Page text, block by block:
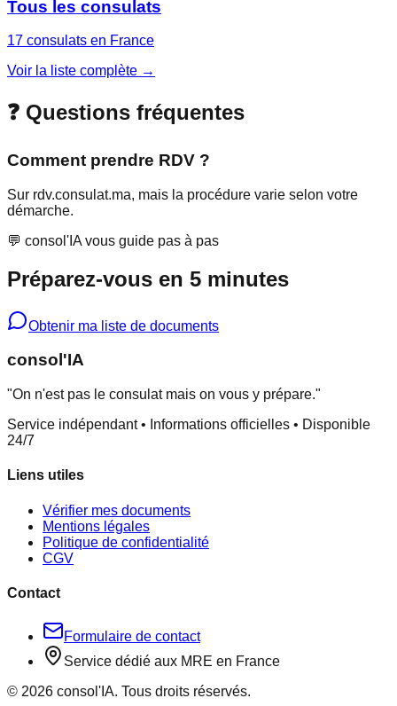
Tous les consulats
17 consulats en France
Voir la liste complète →
❓ Questions fréquentes
Comment prendre RDV ?
Sur rdv.consulat.ma, mais la procédure varie selon votre
démarche.
💬 consol'IA vous guide pas à pas
Préparez-vous en 5 minutes
Obtenir ma liste de documents
consol 'IA
"On n'est pas le consulat mais on vous y prépare."
Service indépendant • Informations officielles • Disponible
24/7
Liens utiles
Vérifier mes documents
Mentions légales
Politique de confidentialité
CGV
Contact
Formulaire de contact
Service dédié aux MRE en France
© 2026 consol'IA. Tous droits réservés.